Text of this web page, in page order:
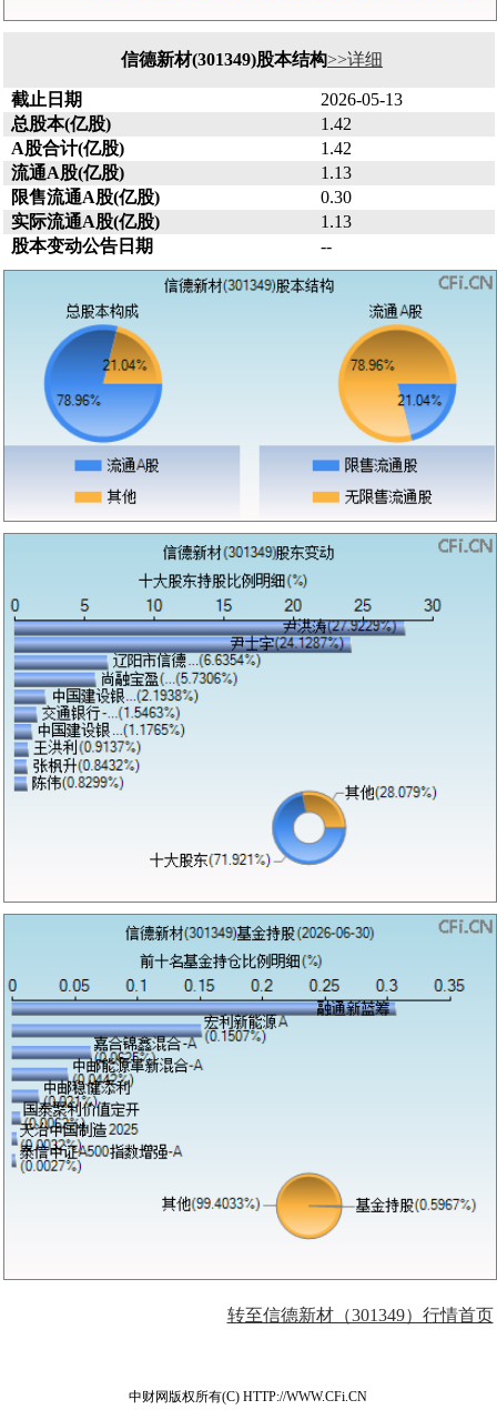
信德新材(301349)股本结构>>详细
截止日期
2026-05-13
总股本(亿股)
1.42
A股合计(亿股)
1.42
流通A股(亿股)
1.13
限售流通A股(亿股)
0.30
实际流通A股(亿股)
1.13
股本变动公告日期
--
转至信德新材（301349）行情首页
中财网版权所有(C) HTTP://WWW.CFi.CN